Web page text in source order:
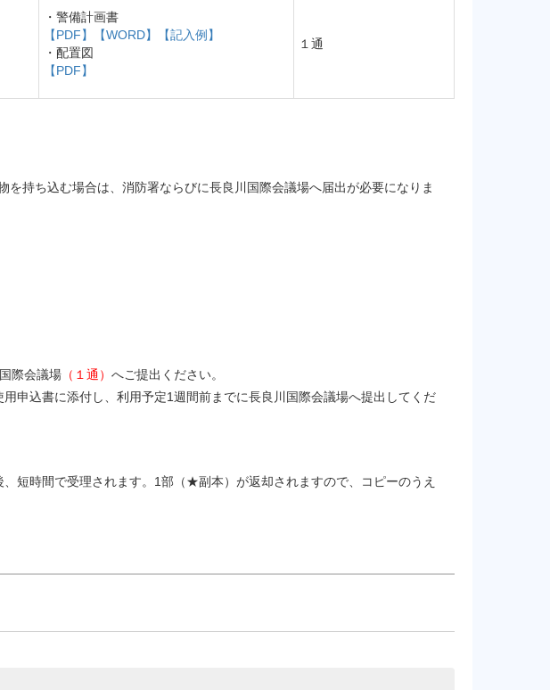
・警備計画書
【PDF】
【WORD】
【記入例】
・配置図
【PDF】
１通
持ち込む場合は、消防署ならびに長良川国際会議場へ届出が必要になりま
際会議場 （１通） へご提出ください。
申込書に添付し、利用予定1週間前までに長良川国際会議場へ提出してくだ
短時間で受理されます。1部（★副本）が返却されますので、コピーのうえ